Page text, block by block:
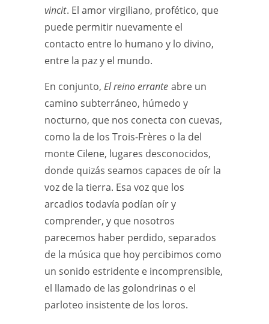
vincit. El amor virgiliano, profético, que
puede permitir nuevamente el
contacto entre lo humano y lo divino,
entre la paz y el mundo.
En conjunto, El reino errante abre un
camino subterráneo, húmedo y
nocturno, que nos conecta con cuevas,
como la de los Trois-Frères o la del
monte Cilene, lugares desconocidos,
donde quizás seamos capaces de oír la
voz de la tierra. Esa voz que los
arcadios todavía podían oír y
comprender, y que nosotros
parecemos haber perdido, separados
de la música que hoy percibimos como
un sonido estridente e incomprensible,
el llamado de las golondrinas o el
parloteo insistente de los loros.